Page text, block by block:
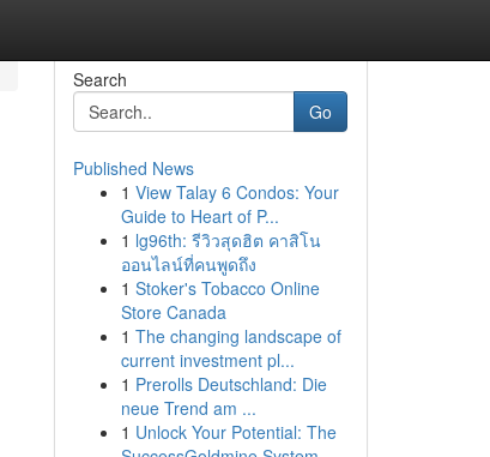
Search
Go
Published News
1 View Talay 6 Condos: Your
Guide to Heart of P...
1 lg96th: รีวิวสุดฮิต คาสิโน
ออนไลน์ที่คนพูดถึง
1 Stoker's Tobacco Online
Store Canada
1 The changing landscape of
current investment pl...
1 Prerolls Deutschland: Die
neue Trend am ...
1 Unlock Your Potential: The